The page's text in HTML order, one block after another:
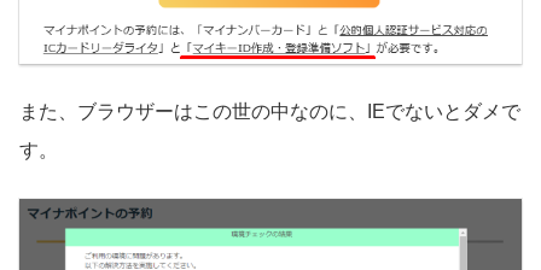
また、ブラウザーはこの世の中なのに、IEでないとダメで
す。